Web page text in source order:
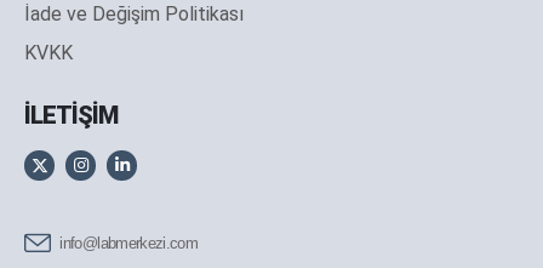
İade ve Değişim Politikası
KVKK
İLETİŞİM
info@labmerkezi.com